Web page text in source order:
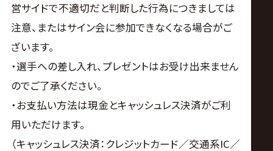
営サイドで不適切だと判断した行為につきましては
注意、またはサイン会に参加できなくなる場合がご
ざいます。
・選手への差し入れ、プレゼントはお受け出来ません
のでご了承ください。
・お支払い方法は現金とキャッシュレス決済がご利
用いただけます。
（キャッシュレス決済：クレジットカード／交通系IC／